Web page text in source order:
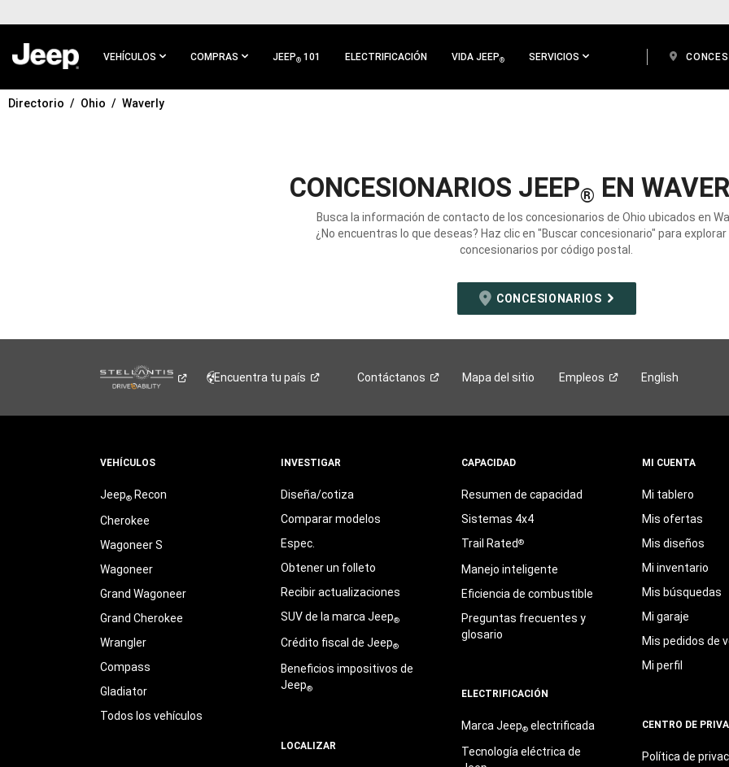
CONTENIDO
VEHÍCULOS COMPRAS JEEP® 101 ELECTRIFICACIÓN VIDA JEEP® SERVICIOS
IR A
Directorio Ohio Waverly
CONCESIONARIOS JEEP® EN
Busca la información de contacto de los concesionarios de Ohio ubicados en
¿No encuentras lo que deseas? Haz clic en "Buscar concesionario" para
concesionarios por código postal.
CONCESIONARIOS
Encuentra tu país Contáctanos Mapa del sitio Empleos English
VEHÍCULOS
Jeep®Recon
Cherokee
Wagoneer S
Wagoneer
Grand Wagoneer
Grand Cherokee
Wrangler
Compass
Gladiator
Todos los vehículos
INVESTIGAR
Diseña/cotiza
Comparar modelos
Espec.
Obtener un folleto
Recibir actualizaciones
SUV de la marca Jeep®
Crédito fiscal de Jeep®
Beneficios impositivos de
Jeep®
LOCALIZAR
CAPACIDAD
Resumen de capacidad
Sistemas 4x4
Trail Rated®
Manejo inteligente
Eficiencia de combustible
Preguntas frecuentes y
glosario
ELECTRIFICACIÓN
Marca Jeep®electrificada
Tecnología eléctrica de
MI CUENTA
Mi tablero
Mis ofertas
Mis diseños
Mi inventario
Mis búsquedas
Mi garaje
Mis pedidos de
Mi perfil
CENTRO DE
Política de